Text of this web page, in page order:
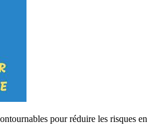
pour réduire les risques en